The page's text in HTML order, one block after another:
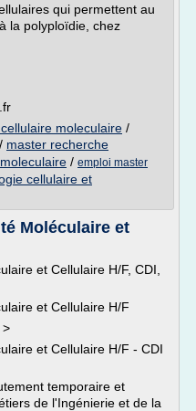
qui permettent au
la polyploïdie, chez
moleculaire /
/ master recherche
/ emploi master
cellulaire et
Moléculaire et
et Cellulaire H/F, CDI,
et Cellulaire H/F
>
et Cellulaire H/F - CDI
temporaire et
de l'Ingénierie et de la